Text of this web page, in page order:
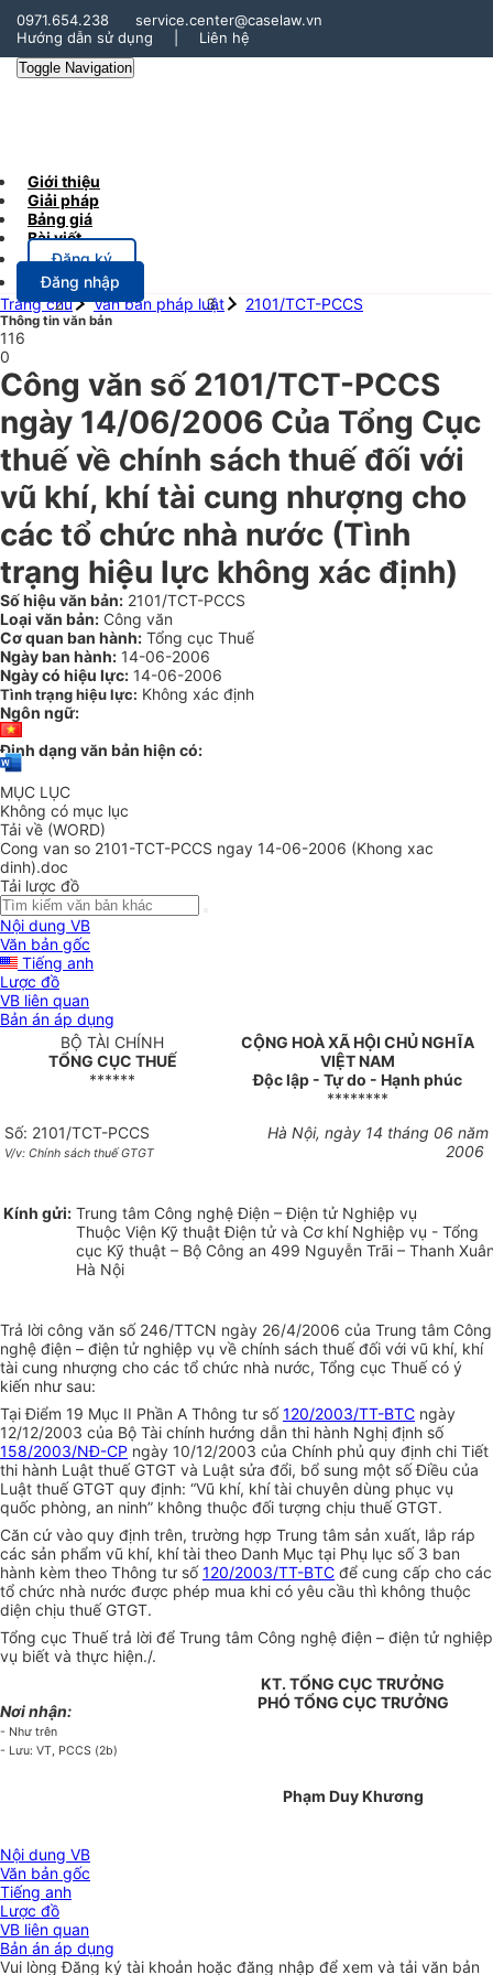
0971.654.238
service.center@caselaw.vn
Hướng dẫn sử dụng
Liên hệ
Toggle Navigation
Giới thiệu
Giải pháp
Bảng giá
Bài viết
Đăng ký
Đăng nhập
Trang chủ
Văn bản pháp luật 2101/TCT-PCCS
Thông tin văn bản
116
0
Công văn số 2101/TCT-PCCS
ngày 14/06/2006 Của Tổng Cục
thuế về chính sách thuế đối với
vũ khí, khí tài cung nhượng cho
các tổ chức nhà nước (Tình
trạng hiệu lực không xác định)
Số hiệu văn bản: 2101/TCT-PCCS
Loại văn bản: Công văn
Cơ quan ban hành: Tổng cục Thuế
Ngày ban hành: 14-06-2006
Ngày có hiệu lực: 14-06-2006
Tình trạng hiệu lực: Không xác định
Ngôn ngữ:
Định dạng văn bản hiện có:
MỤC LỤC
Không có mục lục
Tải về (WORD)
Cong van so 2101-TCT-PCCS ngay 14-06-2006 (Khong xac
dinh).doc
Tải lược đồ
Nội dung VB
Văn bản gốc
Tiếng anh
Lược đồ
VB liên quan
Bản án áp dụng
BỘ TÀI CHÍNH
TỔNG CỤC THUẾ
******
CỘNG HOÀ XÃ HỘI CHỦ NGHĨA
VIỆT NAM
Độc lập - Tự do - Hạnh phúc
********
Số: 2101/TCT-PCCS
V/v: Chính sách thuế GTGT
Hà Nội, ngày 14 tháng 06 năm
2006
Kính gửi: Trung tâm Công nghệ Điện – Điện tử Nghiệp vụ
Thuộc Viện Kỹ thuật Điện tử và Cơ khí Nghiệp vụ - Tổng
cục Kỹ thuật – Bộ Công an 499 Nguyễn Trãi – Thanh
Hà Nội
Trả lời công văn số 246/TTCN ngày 26/4/2006 của Trung tâm Công
nghệ điện – điện tử nghiệp vụ về chính sách thuế đối với vũ khí, khí
tài cung nhượng cho các tổ chức nhà nước, Tổng cục Thuế có ý
kiến như sau:
Tại Điểm 19 Mục II Phần A Thông tư số120/2003/TT-BTC ngày
12/12/2003 của Bộ Tài chính hướng dẫn thi hành Nghị định số
158/2003/NĐ-CP ngày 10/12/2003 của Chính phủ quy định chi Tiết
thi hành Luật thuế GTGT và Luật sửa đổi, bổ sung một số Điều của
Luật thuế GTGT quy định: “Vũ khí, khí tài chuyên dùng phục vụ
quốc phòng, an ninh” không thuộc đối tượng chịu thuế GTGT.
Căn cứ vào quy định trên, trường hợp Trung tâm sản xuất, lắp ráp
các sản phẩm vũ khí, khí tài theo Danh Mục tại Phụ lục số 3 ban
hành kèm theo Thông tư số120/2003/TT-BTC để cung cấp cho các
tổ chức nhà nước được phép mua khi có yêu cầu thì không thuộc
diện chịu thuế GTGT.
Tổng cục Thuế trả lời để Trung tâm Công nghệ điện – điện tử nghiệp
vụ biết và thực hiện./.
Nơi nhận:
- Như trên
- Lưu: VT, PCCS (2b)
KT. TỔNG CỤC TRƯỞNG
PHÓ TỔNG CỤC TRƯỞNG
Phạm Duy Khương
Nội dung VB
Văn bản gốc
Tiếng anh
Lược đồ
VB liên quan
Bản án áp dụng
Vui lòngĐăng ký tài khoản hoặc đăng nhập để xem và tải văn bản